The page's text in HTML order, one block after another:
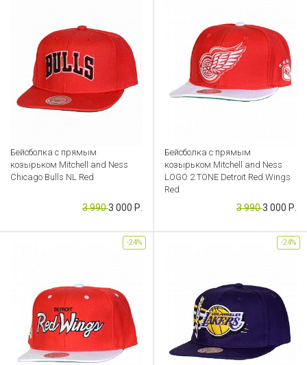
Бейсболка с прямым
козырьком Mitchell and Ness
Chicago Bulls NL Red
Артикул: CB000049218
3 9903 000 Р.
Бейсболка с прямым
козырьком Mitchell and Ness
LOGO 2 TONE Detroit Red Wings
Red
Артикул: CB000049217
3 9903 000 Р.
-24% -24%